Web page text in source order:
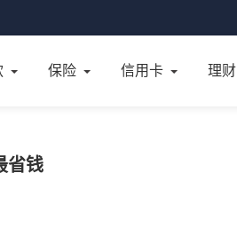
保险 信用卡 理财
省钱